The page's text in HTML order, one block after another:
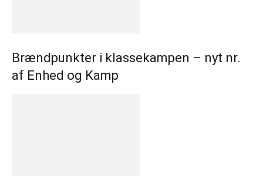
Brændpunkter i klassekampen – nyt nr.
af Enhed og Kamp